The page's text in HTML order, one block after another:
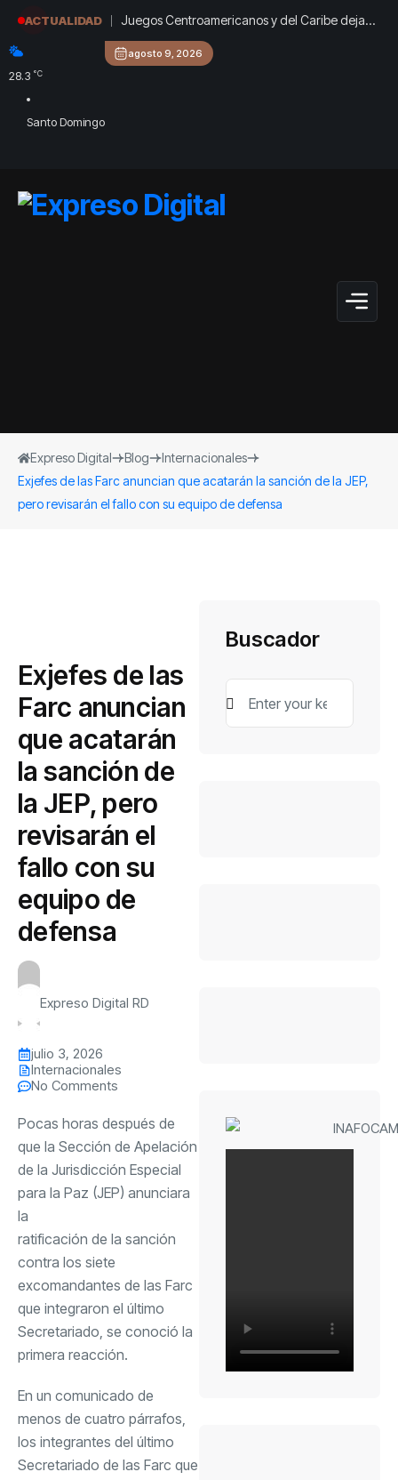
ACTUALIDAD
Juegos Centroamericanos y del Caribe dejan
a RD ante el reto de preservar su nueva
infraestructura deportiva
28.3 °C
Santo Domingo
agosto 9, 2026
Expreso Digital Blog
Internacionales
Exjefes de las Farc anuncian que acatarán la sanción de la JEP,
pero revisarán el fallo con su equipo de defensa
Exjefes de las
Farc anuncian
que acatarán
la sanción de
la JEP, pero
revisarán el
fallo con su
equipo de
defensa
Expreso Digital RD
julio 3, 2026
Internacionales
No Comments
Pocas horas después de
que la Sección de Apelación
de la Jurisdicción Especial
para la Paz (JEP) anunciara
la
ratificación de la sanción
contra los siete
excomandantes de las Farc
que integraron el último
Secretariado, se conoció la
primera reacción.
En un comunicado de
menos de cuatro párrafos,
los integrantes del último
Secretariado de las Farc que
Buscador